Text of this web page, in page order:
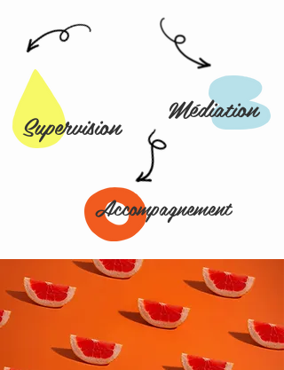
Supervision Médiation
Accompagnement